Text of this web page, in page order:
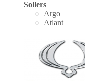
Sollers
Argo
Atlant